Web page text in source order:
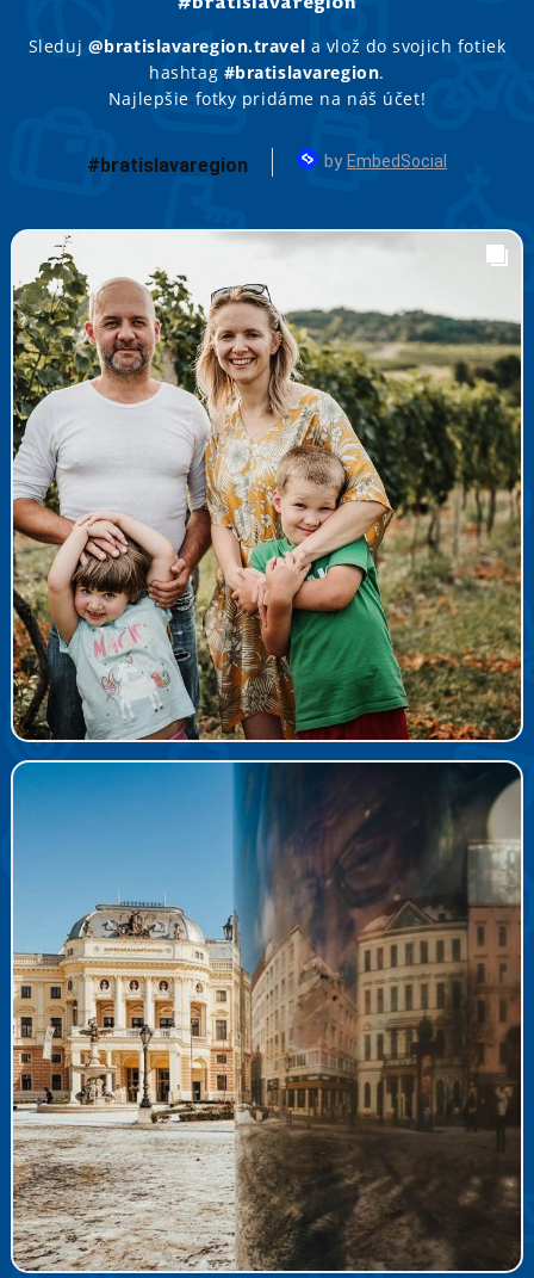
Sleduj @bratislavaregion.travel a vlož do svojich fotiek
hashtag #bratislavaregion.
Najlepšie fotky pridáme na náš účet!